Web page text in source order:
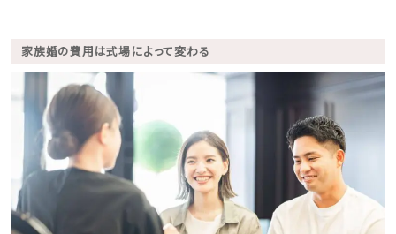
家族婚の費用は式場によって変わる